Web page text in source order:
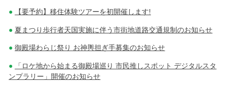
稿
ナ
ビ
ゲ
【要予約】移住体験ツアーを初開催します!
夏まつり歩行者天国実施に伴う市街地道路交通規制のお知らせ
御殿場わらじ祭り お神輿担ぎ手募集のお知らせ
「ロケ地から始まる御殿場巡り 市民推しスポット デジタルスタ
ンプラリー」開催のお知らせ